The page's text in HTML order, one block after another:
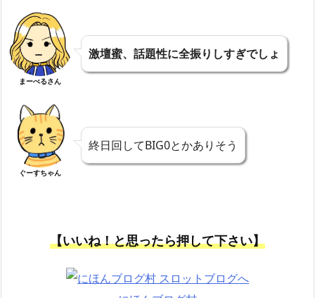
まーべるさん
激壇蜜、話題性に全振りしすぎでしょ
ぐーすちゃん
終日回してBIG0とかありそう
【いいね！と思ったら押して下さい】